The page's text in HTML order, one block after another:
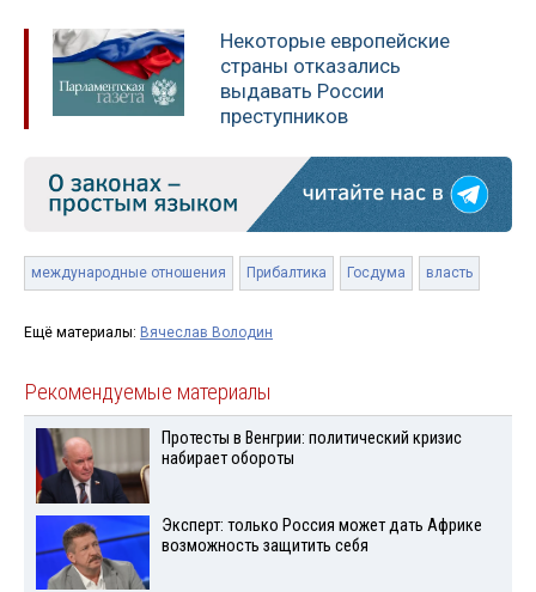
Некоторые европейские
страны отказались
выдавать России
преступников
международные отношения Прибалтика Госдума власть
Ещё материалы: Вячеслав Володин
Рекомендуемые материалы
Протесты в Венгрии: политический кризис
набирает обороты
Эксперт: только Россия может дать Африке
возможность защитить себя